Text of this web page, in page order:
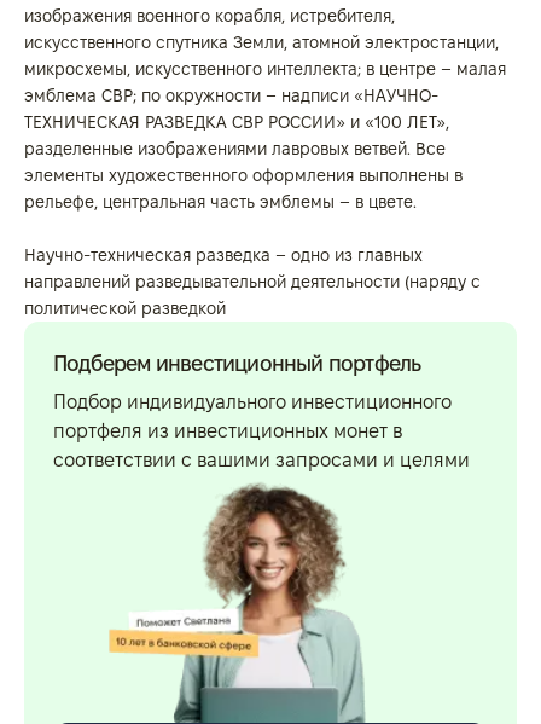
изображения военного корабля, истребителя,
искусственного спутника Земли, атомной электростанции,
микросхемы, искусственного интеллекта; в центре – малая
эмблема СВР; по окружности – надписи «НАУЧНО-
ТЕХНИЧЕСКАЯ РАЗВЕДКА СВР РОССИИ» и «100 ЛЕТ»,
разделенные изображениями лавровых ветвей. Все
элементы художественного оформления выполнены в
рельефе, центральная часть эмблемы – в цвете.
Научно-техническая разведка – одно из главных
направлений разведывательной деятельности (наряду с
политической разведкой
Подберем инвестиционный портфель
Подбор индивидуального инвестиционного
портфеля из инвестиционных монет в
соответствии с вашими запросами и целями